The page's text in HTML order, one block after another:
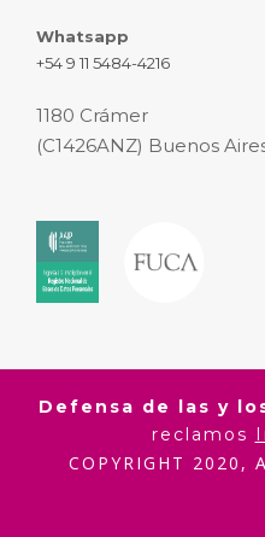
Whatsapp
+54 9 11 5484-4216
1180 Crámer
(C1426ANZ) Buenos
Defensa de las y
reclamos
COPYRIGHT 2020,